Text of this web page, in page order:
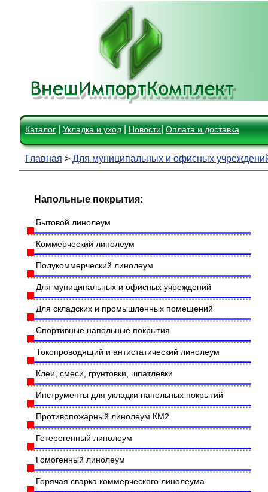
Каталог Укладка и уход Новости Оплата и доставка
Главная > Для муниципальных и офисных
Напольные покрытия:
Бытовой линолеум
Коммерческий линолеум
Полукоммерческий линолеум
Для муниципальных и офисных учреждений
Для складских и промышленных помещений
Спортивные напольные покрытия
Токопроводящий и антистатический линолеум
Клеи, смеси, грунтовки, шпатлевки
Инструменты для укладки напольных покрытий
Противопожарный линолеум КМ2
Гетерогенный линолеум
Гомогенный линолеум
Горячая сварка коммерческого линолеума